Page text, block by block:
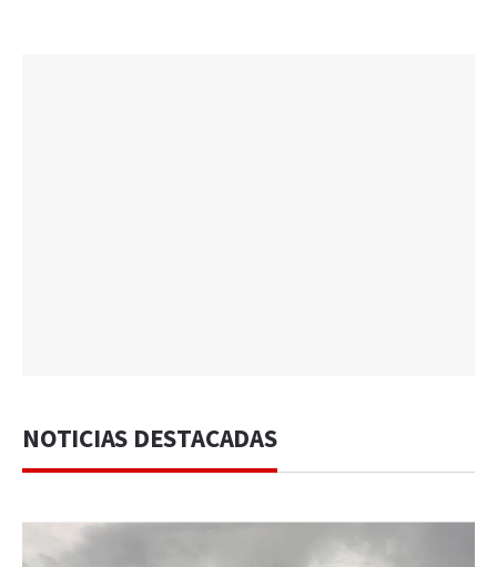
NOTICIAS DESTACADAS